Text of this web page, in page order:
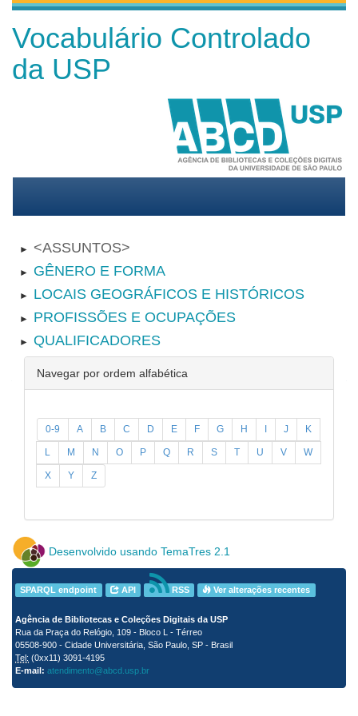
Vocabulário Controlado
da USP
► ASSUNTOS
► GÊNERO E FORMA
► LOCAIS GEOGRÁFICOS E HISTÓRICOS
► PROFISSÕES E OCUPAÇÕES
► QUALIFICADORES
Navegar por ordem alfabética
0-9 A B C D E F G H I J K
L M N O P Q R S T U V W
X Y Z
Desenvolvido usando TemaTres 2.1
SPARQL endpoint API RSS Ver alterações recentes
Agência de Bibliotecas e Coleções Digitais da USP
Rua da Praça do Relógio, 109 - Bloco L - Térreo
05508-900 - Cidade Universitária, São Paulo, SP - Brasil
Tel: (0xx11) 3091-4195
E-mail: atendimento@abcd.usp.br